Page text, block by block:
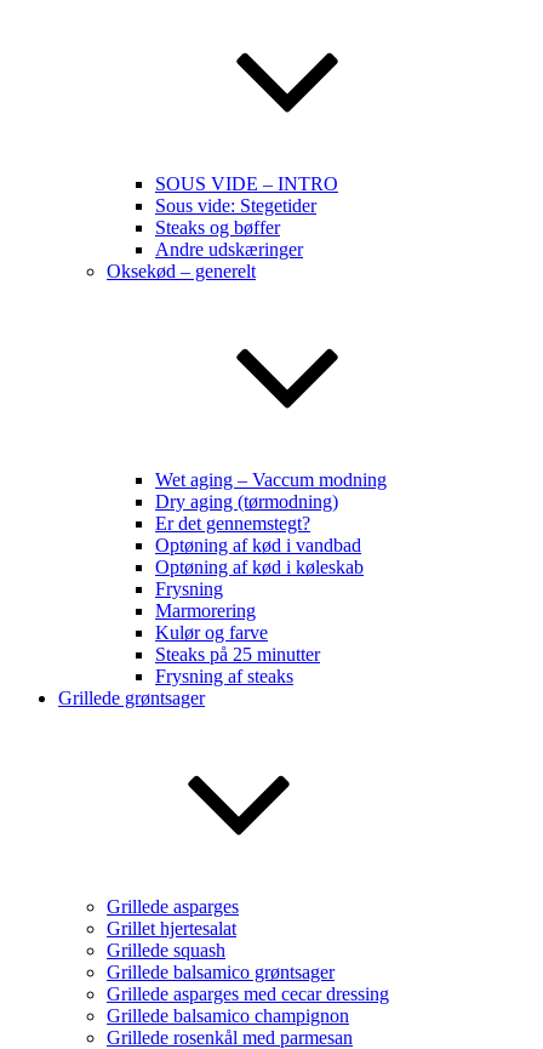
SOUS VIDE – INTRO
Sous vide: Stegetider
Steaks og bøffer
Andre udskæringer
Oksekød – generelt
Wet aging – Vaccum modning
Dry aging (tørmodning)
Er det gennemstegt?
Optøning af kød i vandbad
Optøning af kød i køleskab
Frysning
Marmorering
Kulør og farve
Steaks på 25 minutter
Frysning af steaks
Grillede grøntsager
Grillede asparges
Grillet hjertesalat
Grillede squash
Grillede balsamico grøntsager
Grillede asparges med cecar dressing
Grillede balsamico champignon
Grillede rosenkål med parmesan